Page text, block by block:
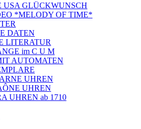
USA GLÜCKWUNSCH
*MELODY OF TIME*
DATEN
LITERATUR
im C U M
AUTOMATEN
UHREN
UHREN
UHREN ab 1710